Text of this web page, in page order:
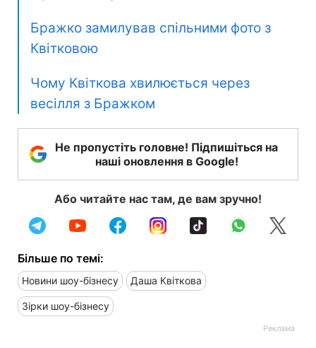
Бражко замилував спільними фото з
Квітковою
Чому Квіткова хвилюється через
весілля з Бражком
Не пропустіть головне! Підпишіться на
наші оновлення в Google!
Або читайте нас там, де вам зручно!
Більше по темі:
Новини шоу-бізнесу Даша Квіткова
Зірки шоу-бізнесу